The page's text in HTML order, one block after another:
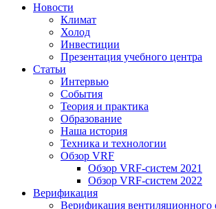
Новости
Климат
Холод
Инвестиции
Презентация учебного центра
Статьи
Интервью
События
Теория и практика
Образование
Наша история
Техника и технологии
Обзор VRF
Обзор VRF-систем 2021
Обзор VRF-систем 2022
Верификация
Верификация вентиляционного